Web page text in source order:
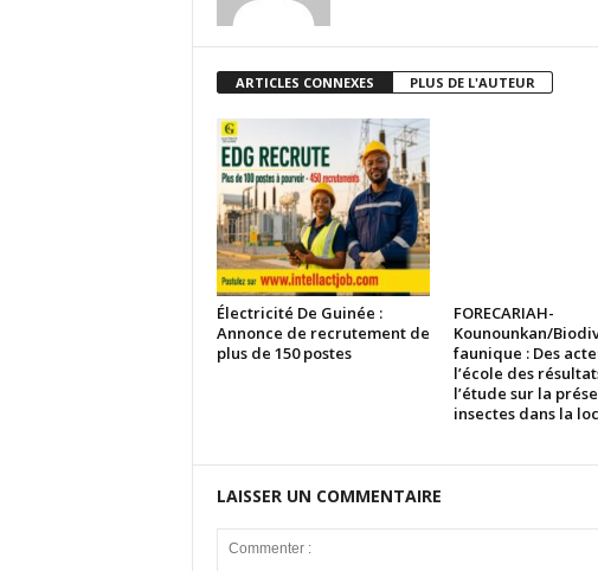
ARTICLES CONNEXES PLUS DE L'AUTEUR
Électricité De Guinée :
Annonce de recrutement de
plus de 150 postes
FORECARIAH-
Kounounkan/
faunique : Des
l’école des
l’étude sur la
insectes dans la
LAISSER UN COMMENTAIRE